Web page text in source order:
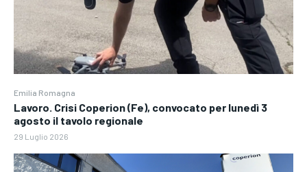
Emilia Romagna
Lavoro. Crisi Coperion (Fe), convocato per lunedì 3
agosto il tavolo regionale
29 Luglio 2026